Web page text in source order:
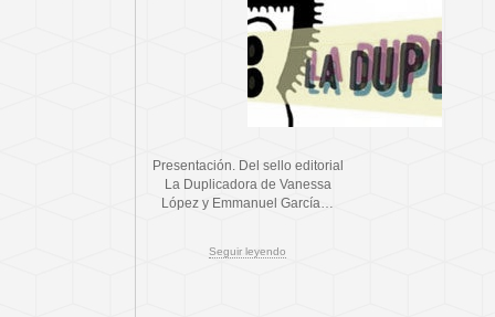
Presentación. Del sello editorial
La Duplicadora de Vanessa
López y Emmanuel García…
Seguir leyendo